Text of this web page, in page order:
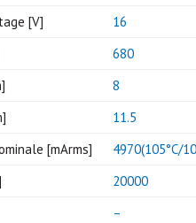
[V]
16
680
8
11.5
[mArms]
4970(105°C/
20000
–